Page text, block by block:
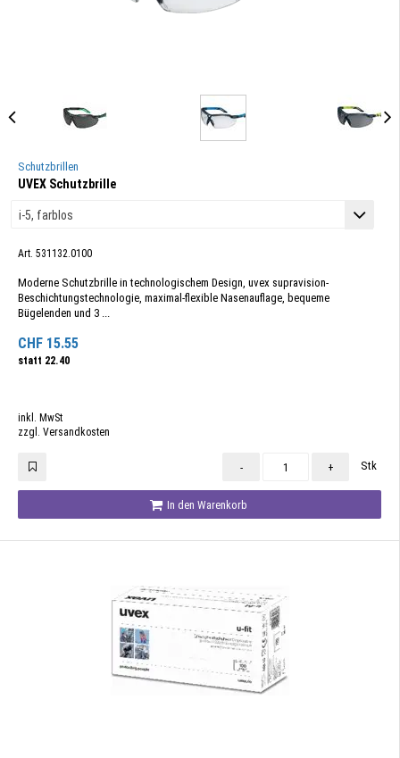
Schutzbrillen
UVEX Schutzbrille
Art. 531132.0100
Moderne Schutzbrille in technologischem Design, uvex supravision-
Beschichtungstechnologie, maximal-flexible Nasenauflage, bequeme
Bügelenden und 3 ...
CHF 15.55
statt 22.40
inkl. MwSt
zzgl. Versandkosten
- + Stk
In den Warenkorb